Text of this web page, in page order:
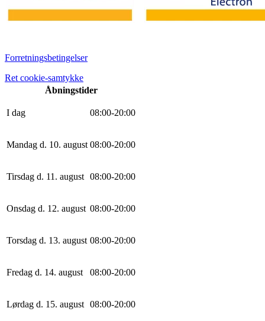
Forretningsbetingelser
Ret cookie-samtykke
Åbningstider
I dag 08:00-20:00
Mandag d. 10. august 08:00-20:00
Tirsdag d. 11. august 08:00-20:00
Onsdag d. 12. august 08:00-20:00
Torsdag d. 13. august 08:00-20:00
Fredag d. 14. august 08:00-20:00
Lørdag d. 15. august 08:00-20:00